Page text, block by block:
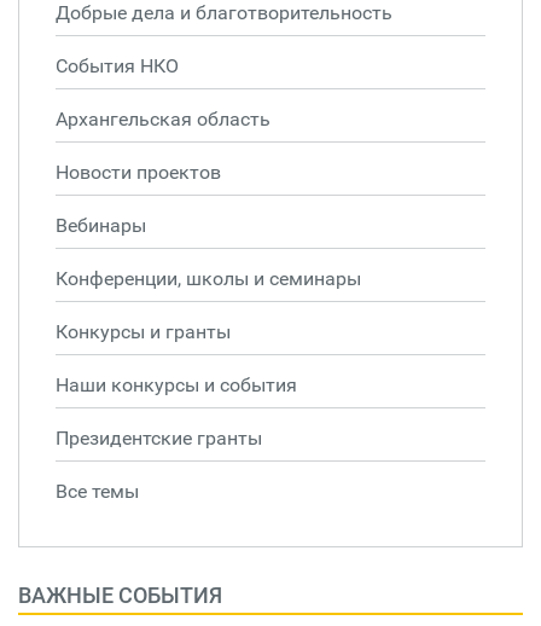
Добрые дела и благотворительность
События НКО
Архангельская область
Новости проектов
Вебинары
Конференции, школы и семинары
Конкурсы и гранты
Наши конкурсы и события
Президентские гранты
Все темы
ВАЖНЫЕ СОБЫТИЯ